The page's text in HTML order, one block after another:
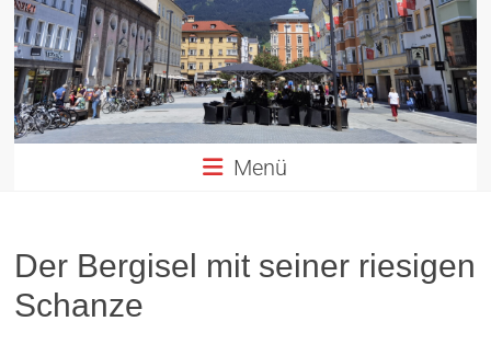
Altstadt
Innsbruck
in
TIROL
Menü
Der Bergisel mit seiner riesigen
Schanze